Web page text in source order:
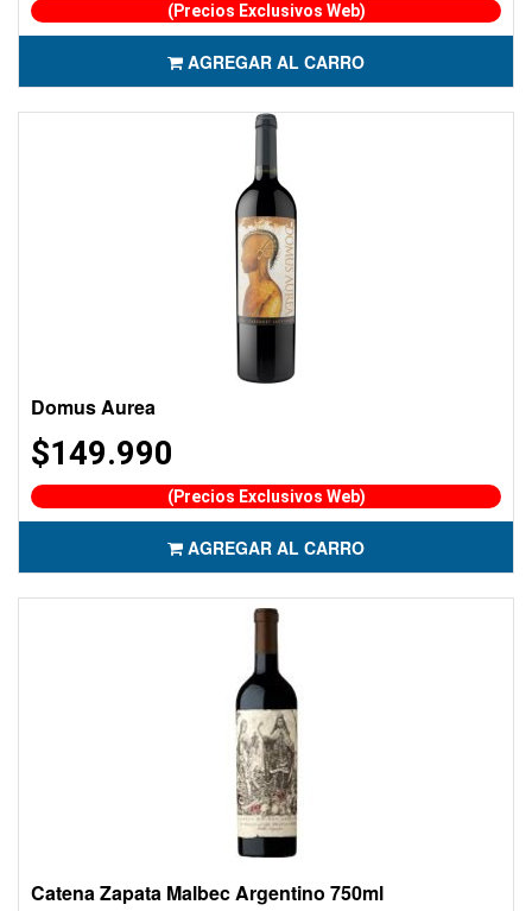
(Precios Exclusivos Web)
AGREGAR AL CARRO
Domus Aurea
$149.990
(Precios Exclusivos Web)
AGREGAR AL CARRO
Catena Zapata Malbec Argentino 750ml